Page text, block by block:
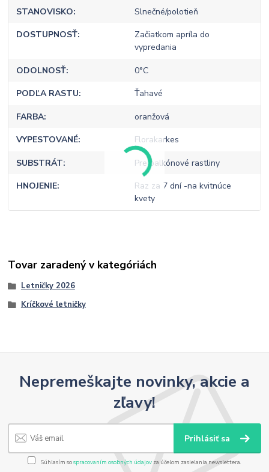
STANOVISKO Slnečné/polotieň
DOSTUPNOSŤ
Začiatkom apríla do
vypredania
ODOLNOSŤ 0°C
PODĽA RASTU Ťahavé
FARBA oranžová
VYPESTOVANÉ Florakarkes
SUBSTRÁT Pre balkónové rastliny
HNOJENIE
Raz za 7 dní -na kvitnúce
kvety
Tovar zaradený v kategóriách
Letničky 2026
Kríčkové letničky
Nepremeškajte novinky, akcie a
zľavy!
Prihlásiť sa
Súhlasím sospracovaním osobných údajov za účelom zasielania newslettera.